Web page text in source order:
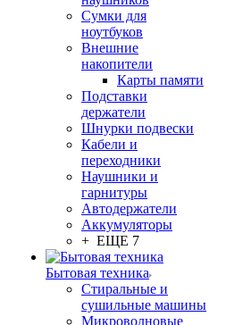
Сумки для
ноутбуков
Внешние
накопители
Карты памяти
Подставки
держатели
Шнурки подвески
Кабели и
переходники
Наушники и
гарнитуры
Автодержатели
Аккумуляторы
+ ЕЩЕ 7
Бытовая техника
Стиральные и
сушильные машины
Микроволновые